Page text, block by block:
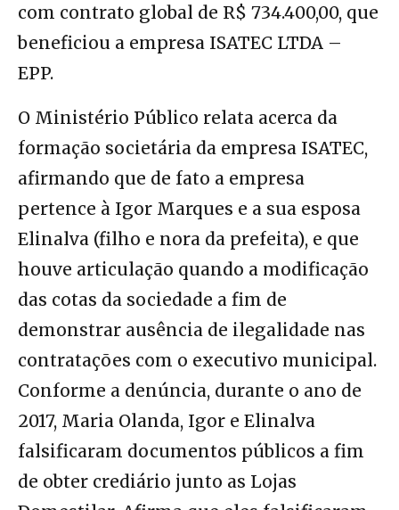
com contrato global de R$ 734.400,00, que
beneficiou a empresa ISATEC LTDA –
EPP.
O Ministério Público relata acerca da
formação societária da empresa ISATEC,
afirmando que de fato a empresa
pertence à Igor Marques e a sua esposa
Elinalva (filho e nora da prefeita), e que
houve articulação quando a modificação
das cotas da sociedade a fim de
demonstrar ausência de ilegalidade nas
contratações com o executivo municipal.
Conforme a denúncia, durante o ano de
2017, Maria Olanda, Igor e Elinalva
falsificaram documentos públicos a fim
de obter crediário junto as Lojas